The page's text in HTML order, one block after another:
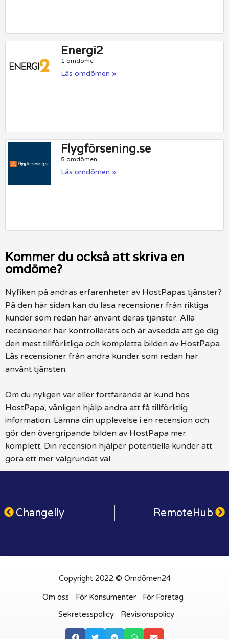
Energi2
1 omdöme
Läs omdömen »
Flygförsening.se
5 omdömen
Läs omdömen »
Kommer du också att skriva en
omdöme?
Nyfiken på andras erfarenheter av HostPapas tjänster?
På den här sidan kan du läsa recensioner från riktiga
kunder som redan har använt deras tjänster. Alla
recensioner har kontrollerats och är avsedda att ge dig
den mest tillförlitliga och kompletta bilden av HostPapa.
Läs recensioner från andra kunder som redan har
använt tjänsten.
Om du nyligen var eller fortfarande är kund hos
HostPapa, vänligen hjälp andra att få tillförlitlig
information. Lämna din upplevelse i en recension och
gör den övergripande bilden av HostPapa mer
komplett. Din recension hjälper potentiella kunder att
göra ett mer välgrundat val.
Changelly RemoteHub
Copyright 2022 © Omdömen24
Om oss För Konsumenter
För Företag
Sekretesspolicy
Revisionspolicy